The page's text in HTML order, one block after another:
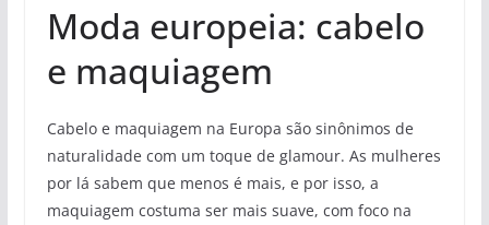
Moda europeia: cabelo
e maquiagem
Cabelo e maquiagem na Europa são sinônimos de
naturalidade com um toque de glamour. As mulheres
por lá sabem que menos é mais, e por isso, a
maquiagem costuma ser mais suave, com foco na